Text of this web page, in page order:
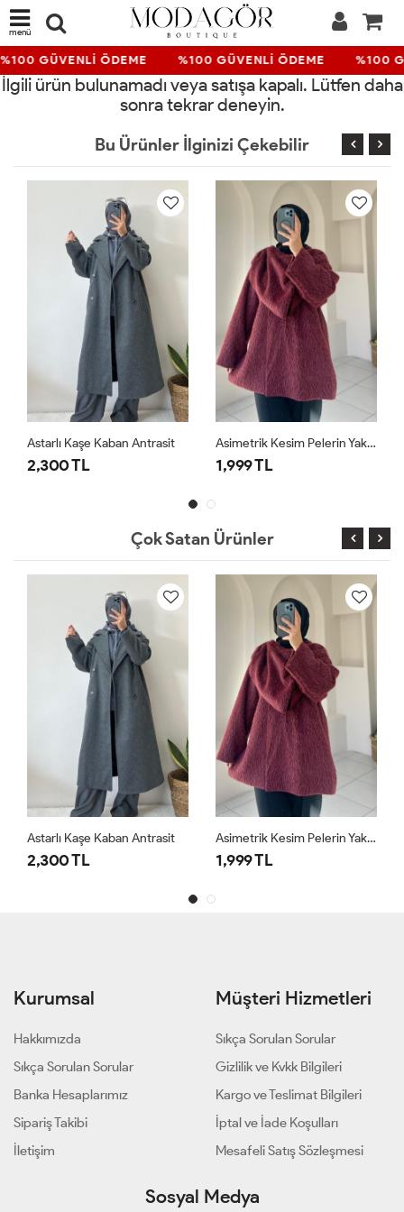
menü
GÜVENLİ ÖDEME %100 GÜVENLİ ÖDEME %100
İlgili ürün bulunamadı veya satışa kapalı. Lütfen daha
sonra tekrar deneyin.
Bu Ürünler İlginizi Çekebilir
Astarlı Kaşe Kaban Antrasit
2,300 TL
Asimetrik Kesim Pelerin Yaka Kaban Bordo
1,999 TL
Çok Satan Ürünler
Astarlı Kaşe Kaban Antrasit
2,300 TL
Asimetrik Kesim Pelerin Yaka Kaban Bordo
1,999 TL
Kurumsal
Hakkımızda
Sıkça Sorulan Sorular
Banka Hesaplarımız
Sipariş Takibi
İletişim
Müşteri Hizmetleri
Sıkça Sorulan Sorular
Gizlilik ve Kvkk Bilgileri
Kargo ve Teslimat Bilgileri
İptal ve İade Koşulları
Mesafeli Satış Sözleşmesi
Sosyal Medya